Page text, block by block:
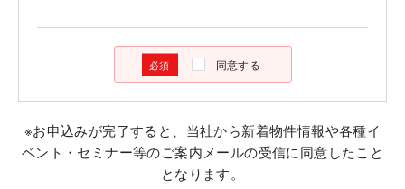
同意する
※お申込みが完了すると、当社から新着物件情報や各種イ
ベント・セミナー等のご案内メールの受信に同意したこと
となります。